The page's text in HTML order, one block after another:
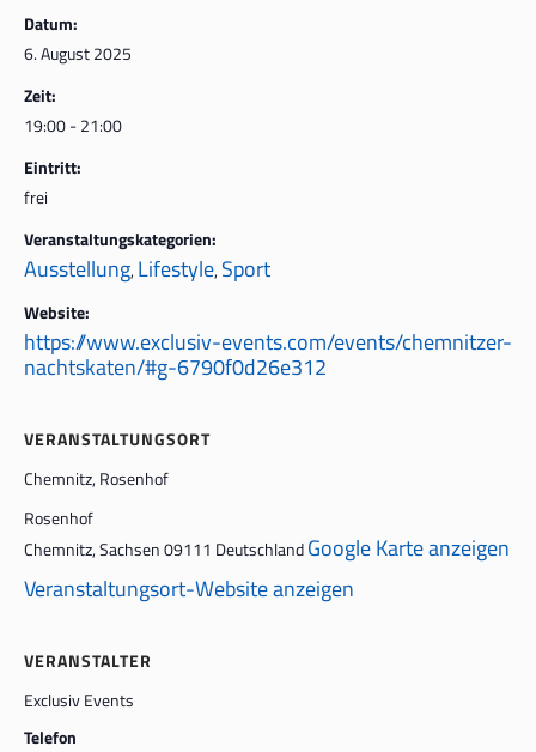
Datum:
6. August 2025
Zeit:
19:00 - 21:00
Eintritt:
frei
Veranstaltungskategorien:
Ausstellung,Lifestyle,Sport
Website:
https://www.exclusiv-events.com/events/chemnitzer-
nachtskaten/#g-6790f0d26e312
VERANSTALTUNGSORT
Chemnitz, Rosenhof
Rosenhof
Chemnitz,Sachsen09111 DeutschlandGoogle Karte anzeigen
Veranstaltungsort-Website anzeigen
VERANSTALTER
Exclusiv Events
Telefon